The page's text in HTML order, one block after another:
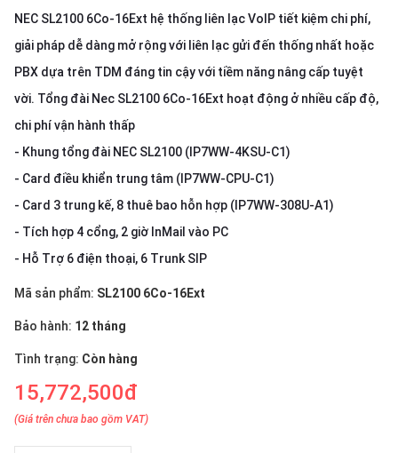
NEC SL2100 6Co-16Ext hệ thống liên lạc VoIP tiết kiệm chi phí,
giải pháp dễ dàng mở rộng với liên lạc gửi đến thống nhất hoặc
PBX dựa trên TDM đáng tin cậy với tiềm năng nâng cấp tuyệt
vời. Tổng đài Nec SL2100 6Co-16Ext hoạt động ở nhiều cấp độ,
chi phí vận hành thấp
- Khung tổng đài NEC SL2100 (IP7WW-4KSU-C1)
- Card điều khiển trung tâm (IP7WW-CPU-C1)
- Card 3 trung kế, 8 thuê bao hỗn hợp (IP7WW-308U-A1)
- Tích hợp 4 cổng, 2 giờ InMail vào PC
- Hỗ Trợ 6 điện thoại, 6 Trunk SIP
Mã sản phẩm: SL2100 6Co-16Ext
Bảo hành: 12 tháng
Tình trạng: Còn hàng
15,772,500đ
(Giá trên chưa bao gồm VAT)
Tin
Liên
hệ
thiệu
Tiếng